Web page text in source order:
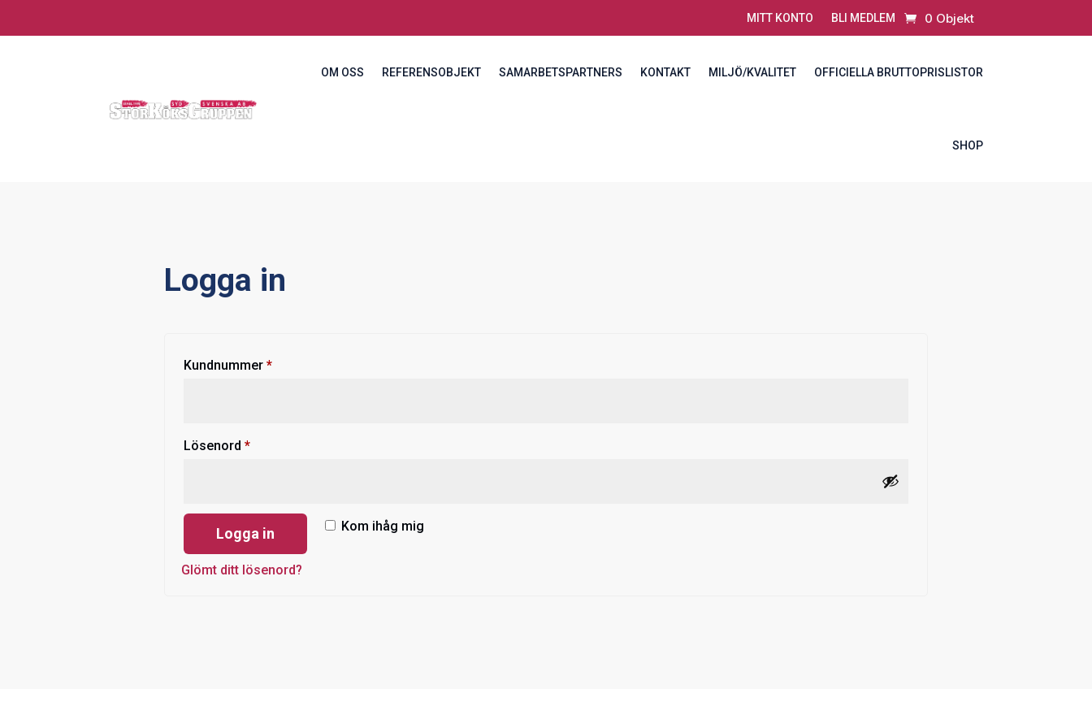
MITT KONTO BLI MEDLEM 0 Objekt
OM OSS REFERENSOBJEKT SAMARBETSPARTNERS KONTAKT MILJÖ/KVALITET OFFICIELLA BRUTTOPRISLISTOR
SHOP
Logga in
Kundnummer *Obligatoriskt
Lösenord *Obligatoriskt
Kom ihåg mig
Logga in
Glömt ditt lösenord?